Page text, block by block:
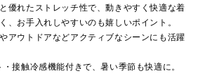
優れたストレッチ性で、動きやすく快適な着
、お手入れしやすいのも嬉しいポイント。
アウトドアなどアクティブなシーンにも活躍
接触冷感機能付きで、暑い季節も快適に。